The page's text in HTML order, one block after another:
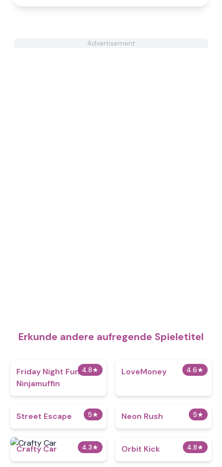
Advertisement
Erkunde andere aufregende Spieletitel
4.8★
Friday Night Funkin
Ninjamuffin
4.6★
LoveMoney
5★
Street Escape 5★
Neon Rush
4.3★
Crafty Car 4.8★
Orbit Kick